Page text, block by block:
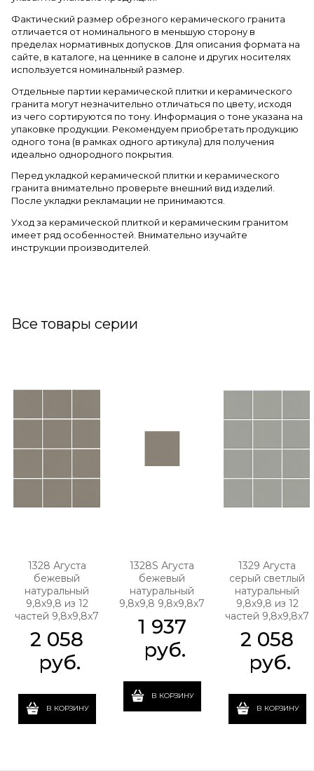
Фактический размер обрезного керамического гранита
отличается от номинального в меньшую сторону в
пределах нормативных допусков. Для описания формата на
сайте, в каталоге, на ценнике в салоне и других носителях
используется номинальный размер.
Отдельные партии керамической плитки и керамического
гранита могут незначительно отличаться по цвету, исходя
из чего сортируются по тону. Информация о тоне указана на
упаковке продукции. Рекомендуем приобретать продукцию
одного тона (в рамках одного артикула) для получения
идеально однородного покрытия.
Перед укладкой керамической плитки и керамического
гранита внимательно проверьте внешний вид изделий.
После укладки рекламации не принимаются.
Уход за керамической плиткой и керамическим гранитом
имеет ряд особенностей. Внимательно изучайте
инструкции производителей.
Все товары серии
1328 Агуста
бежевый
натуральный
9,8х9,8 из 12
частей 9,8x9,8x7
2 058
руб.
В КОРЗИНУ
1328S Агуста
бежевый
натуральный
9,8х9,8 9,8x9,8x7
1 937
руб.
В КОРЗИНУ
1329 Агуста
серый светлый
натуральный
9,8х9,8 из 12
частей 9,8x9,8x7
2 058
руб.
В КОРЗИНУ